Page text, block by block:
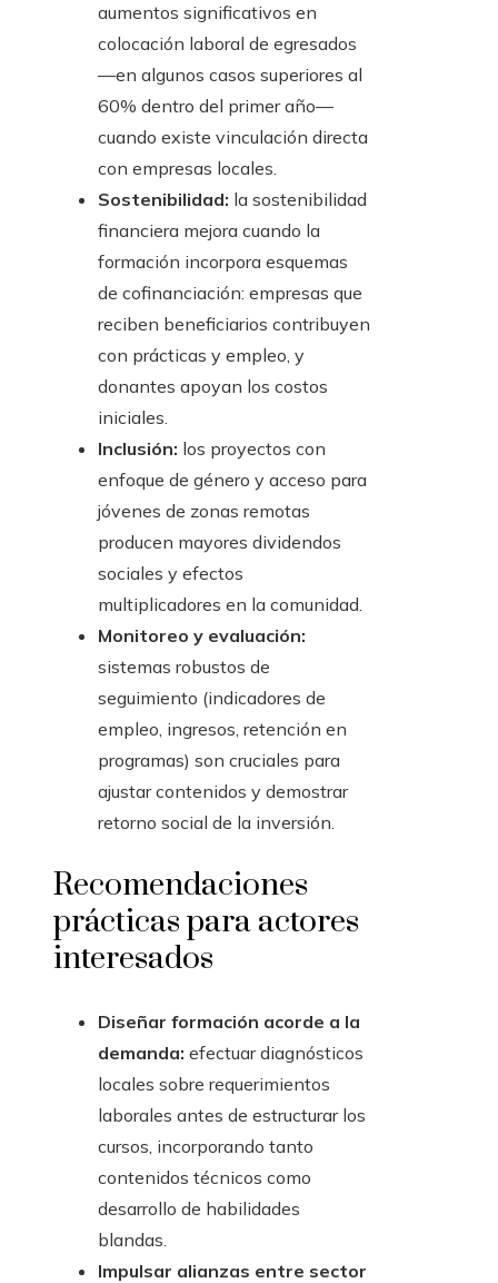
aumentos significativos en
colocación laboral de egresados
—en algunos casos superiores al
60% dentro del primer año—
cuando existe vinculación directa
con empresas locales.
Sostenibilidad: la sostenibilidad
financiera mejora cuando la
formación incorpora esquemas
de cofinanciación: empresas que
reciben beneficiarios contribuyen
con prácticas y empleo, y
donantes apoyan los costos
iniciales.
Inclusión: los proyectos con
enfoque de género y acceso para
jóvenes de zonas remotas
producen mayores dividendos
sociales y efectos
multiplicadores en la comunidad.
Monitoreo y evaluación:
sistemas robustos de
seguimiento (indicadores de
empleo, ingresos, retención en
programas) son cruciales para
ajustar contenidos y demostrar
retorno social de la inversión.
Recomendaciones
prácticas para actores
interesados
Diseñar formación acorde a la
demanda: efectuar diagnósticos
locales sobre requerimientos
laborales antes de estructurar los
cursos, incorporando tanto
contenidos técnicos como
desarrollo de habilidades
blandas.
Impulsar alianzas entre sector